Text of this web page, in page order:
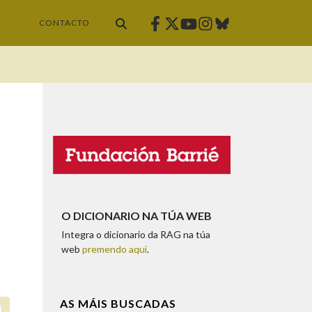
CONTACTO Facebook
Twitter
Youtube
Instagram
Bluesky
O DICIONARIO NA TÚA WEB
Integra o dicionario da RAG na túa
web premendo aquí.
AS MÁIS BUSCADAS